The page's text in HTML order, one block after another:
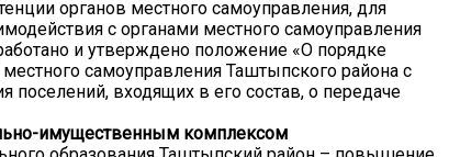
органов местного самоуправления, для
с органами местного самоуправления
и утверждено положение «О порядке
самоуправления Таштыпского района с
поселений, входящих в его состав, о передаче
имущественным комплексом